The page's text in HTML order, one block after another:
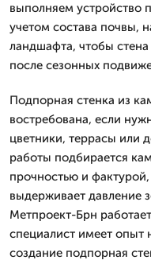
выполняем устройство
учетом состава почвы,
ландшафта, чтобы
после сезонных
Подпорная стенка из
востребована, если
цветники, террасы или
работы подбирается
прочностью и
выдерживает давление
Метпроект-Брн
специалист имеет опыт
создание подпорная